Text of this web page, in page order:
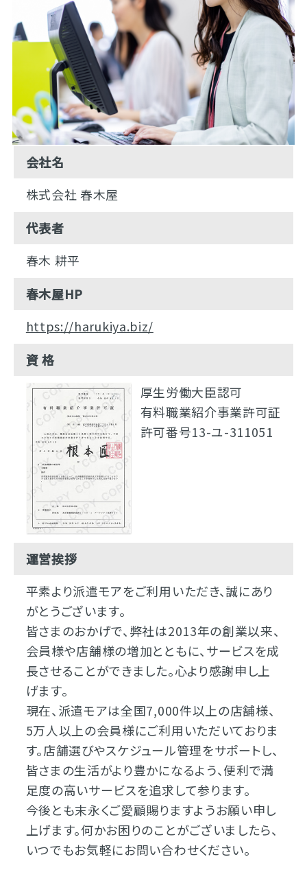
会社名
株式会社 春木屋
代表者
春木 耕平
春木屋HP
https://harukiya.biz/
資 格
厚生労働大臣認可
有料職業紹介事業許可証
許可番号13-ユ-311051
運営挨拶
平素より派遣モアをご利用いただき、誠にあり
がとうございます。
皆さまのおかげで、弊社は2013年の創業以来、
会員様や店舗様の増加とともに、サービスを成
長させることができました。心より感謝申し上
げます。
現在、派遣モアは全国7,000件以上の店舗様、
5万人以上の会員様にご利用いただいておりま
す。店舗選びやスケジュール管理をサポートし、
皆さまの生活がより豊かになるよう、便利で満
足度の高いサービスを追求して参ります。
今後とも末永くご愛顧賜りますようお願い申し
上げます。何かお困りのことがございましたら、
いつでもお気軽にお問い合わせください。